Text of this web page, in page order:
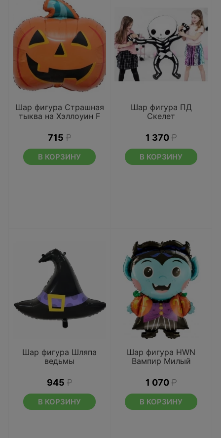
Шар фигура Страшная
тыква на Хэллоуин F
715 ₽
В КОРЗИНУ
Шар фигура ПД
Скелет
1 370 ₽
В КОРЗИНУ
Шар фигура Шляпа
ведьмы
945 ₽
В КОРЗИНУ
Шар фигура HWN
Вампир Милый
1 070 ₽
В КОРЗИНУ